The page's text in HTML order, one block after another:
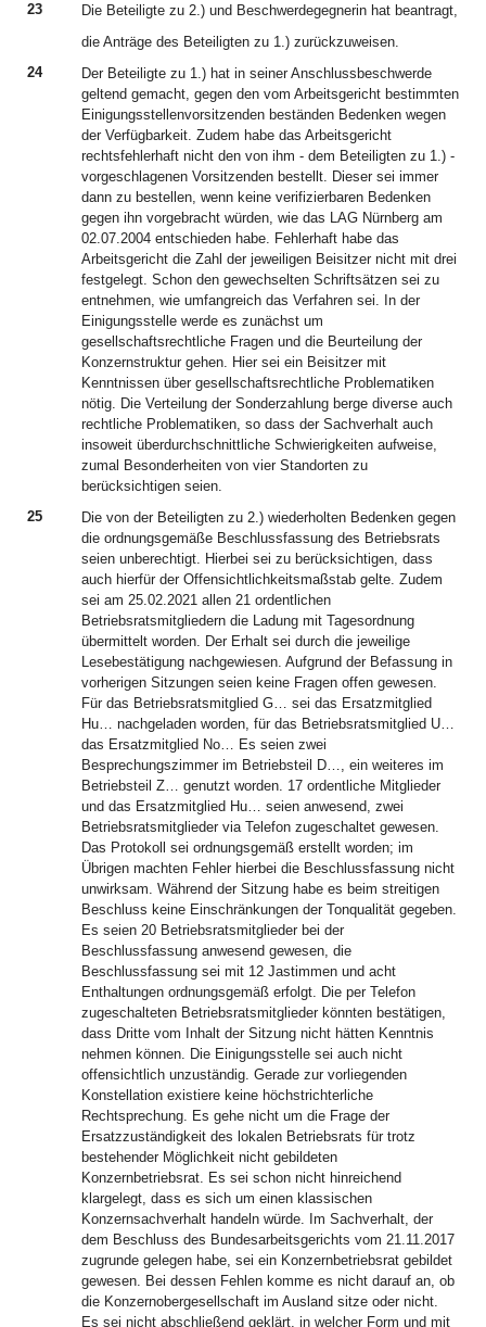
23
Die Beteiligte zu 2.) und Beschwerdegegnerin hat beantragt,
die Anträge des Beteiligten zu 1.) zurückzuweisen.
24
Der Beteiligte zu 1.) hat in seiner Anschlussbeschwerde
geltend gemacht, gegen den vom Arbeitsgericht bestimmten
Einigungsstellenvorsitzenden beständen Bedenken wegen
der Verfügbarkeit. Zudem habe das Arbeitsgericht
rechtsfehlerhaft nicht den von ihm - dem Beteiligten zu 1.) -
vorgeschlagenen Vorsitzenden bestellt. Dieser sei immer
dann zu bestellen, wenn keine verifizierbaren Bedenken
gegen ihn vorgebracht würden, wie das LAG Nürnberg am
02.07.2004 entschieden habe. Fehlerhaft habe das
Arbeitsgericht die Zahl der jeweiligen Beisitzer nicht mit drei
festgelegt. Schon den gewechselten Schriftsätzen sei zu
entnehmen, wie umfangreich das Verfahren sei. In der
Einigungsstelle werde es zunächst um
gesellschaftsrechtliche Fragen und die Beurteilung der
Konzernstruktur gehen. Hier sei ein Beisitzer mit
Kenntnissen über gesellschaftsrechtliche Problematiken
nötig. Die Verteilung der Sonderzahlung berge diverse auch
rechtliche Problematiken, so dass der Sachverhalt auch
insoweit überdurchschnittliche Schwierigkeiten aufweise,
zumal Besonderheiten von vier Standorten zu
berücksichtigen seien.
25
Die von der Beteiligten zu 2.) wiederholten Bedenken gegen
die ordnungsgemäße Beschlussfassung des Betriebsrats
seien unberechtigt. Hierbei sei zu berücksichtigen, dass
auch hierfür der Offensichtlichkeitsmaßstab gelte. Zudem
sei am 25.02.2021 allen 21 ordentlichen
Betriebsratsmitgliedern die Ladung mit Tagesordnung
übermittelt worden. Der Erhalt sei durch die jeweilige
Lesebestätigung nachgewiesen. Aufgrund der Befassung in
vorherigen Sitzungen seien keine Fragen offen gewesen.
Für das Betriebsratsmitglied G… sei das Ersatzmitglied
Hu… nachgeladen worden, für das Betriebsratsmitglied U…
das Ersatzmitglied No… Es seien zwei
Besprechungszimmer im Betriebsteil D…, ein weiteres im
Betriebsteil Z… genutzt worden. 17 ordentliche Mitglieder
und das Ersatzmitglied Hu… seien anwesend, zwei
Betriebsratsmitglieder via Telefon zugeschaltet gewesen.
Das Protokoll sei ordnungsgemäß erstellt worden; im
Übrigen machten Fehler hierbei die Beschlussfassung nicht
unwirksam. Während der Sitzung habe es beim streitigen
Beschluss keine Einschränkungen der Tonqualität gegeben.
Es seien 20 Betriebsratsmitglieder bei der
Beschlussfassung anwesend gewesen, die
Beschlussfassung sei mit 12 Jastimmen und acht
Enthaltungen ordnungsgemäß erfolgt. Die per Telefon
zugeschalteten Betriebsratsmitglieder könnten bestätigen,
dass Dritte vom Inhalt der Sitzung nicht hätten Kenntnis
nehmen können. Die Einigungsstelle sei auch nicht
offensichtlich unzuständig. Gerade zur vorliegenden
Konstellation existiere keine höchstrichterliche
Rechtsprechung. Es gehe nicht um die Frage der
Ersatzzuständigkeit des lokalen Betriebsrats für trotz
bestehender Möglichkeit nicht gebildeten
Konzernbetriebsrat. Es sei schon nicht hinreichend
klargelegt, dass es sich um einen klassischen
Konzernsachverhalt handeln würde. Im Sachverhalt, der
dem Beschluss des Bundesarbeitsgerichts vom 21.11.2017
zugrunde gelegen habe, sei ein Konzernbetriebsrat gebildet
gewesen. Bei dessen Fehlen komme es nicht darauf an, ob
die Konzernobergesellschaft im Ausland sitze oder nicht.
Es sei nicht abschließend geklärt, in welcher Form und mit